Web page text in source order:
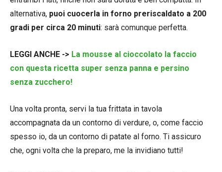
alternativa, puoi cuocerla in forno preriscaldato a 200
gradi per circa 20 minuti: sarà comunque perfetta.
LEGGI ANCHE -> La mousse al cioccolato la faccio
con questa ricetta super senza panna e persino
senza zucchero!
Una volta pronta, servi la tua frittata in tavola
accompagnata da un contorno di verdure, o, come faccio
spesso io, da un contorno di patate al forno. Ti assicuro
che, ogni volta che la preparo, me la invidiano tutti!